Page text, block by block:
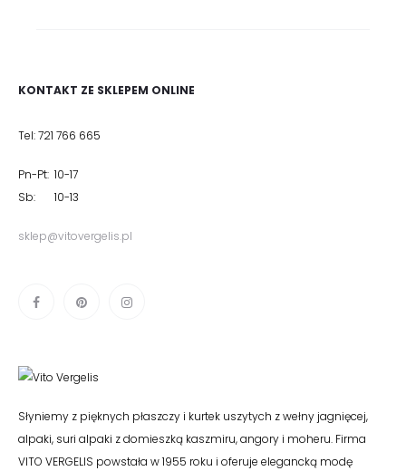
KONTAKT ZE SKLEPEM ONLINE
Tel: 721 766 665
Pn-Pt: 10-17
Sb: 10-13
sklep@vitovergelis.pl
Słyniemy z pięknych płaszczy i kurtek uszytych z wełny jagnięcej,
alpaki, suri alpaki z domieszką kaszmiru, angory i moheru. Firma
VITO VERGELIS powstała w 1955 roku i oferuje elegancką modę